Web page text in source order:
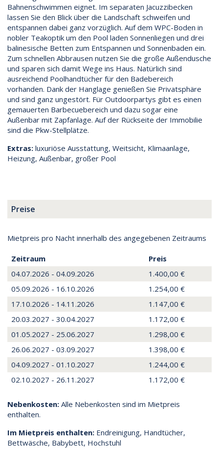
Bahnenschwimmen eignet. Im separaten Jacuzzibecken
lassen Sie den Blick über die Landschaft schweifen und
entspannen dabei ganz vorzüglich. Auf dem WPC-Boden in
nobler Teakoptik um den Pool laden Sonnenliegen und drei
balinesische Betten zum Entspannen und Sonnenbaden ein.
Zum schnellen Abbrausen nutzen Sie die große Außendusche
und sparen sich damit Wege ins Haus. Natürlich sind
ausreichend Poolhandtücher für den Badebereich
vorhanden. Dank der Hanglage genießen Sie Privatsphäre
und sind ganz ungestört. Für Outdoorpartys gibt es einen
gemauerten Barbecuebereich und dazu sogar eine
Außenbar mit Zapfanlage. Auf der Rückseite der Immobilie
sind die Pkw-Stellplätze.
Extras: luxuriöse Ausstattung, Weitsicht, Klimaanlage,
Heizung, Außenbar, großer Pool
Preise
Mietpreis pro Nacht innerhalb des angegebenen Zeitraums
Zeitraum
Preis
04.07.2026 - 04.09.2026
1.400,00 €
05.09.2026 - 16.10.2026
1.254,00 €
17.10.2026 - 14.11.2026
1.147,00 €
20.03.2027 - 30.04.2027
1.172,00 €
01.05.2027 - 25.06.2027
1.298,00 €
26.06.2027 - 03.09.2027
1.398,00 €
04.09.2027 - 01.10.2027
1.244,00 €
02.10.2027 - 26.11.2027
1.172,00 €
Nebenkosten: Alle Nebenkosten sind im Mietpreis
enthalten.
Im Mietpreis enthalten: Endreinigung, Handtücher,
Bettwäsche, Babybett, Hochstuhl